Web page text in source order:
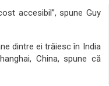
accesibil”, spune Guy
dintre ei trăiesc în India
China, spune că